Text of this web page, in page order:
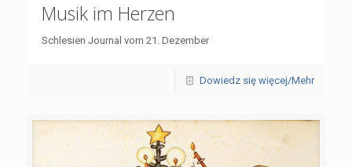
Musik im Herzen
Schlesien Journal vom 21. Dezember
Dowiedz się więcej/Mehr